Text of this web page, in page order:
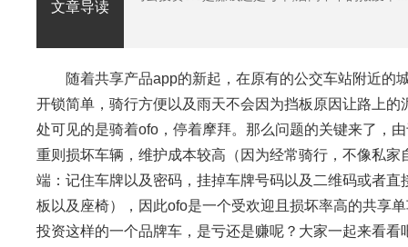
文章导读
随着共享产品app的新起，在原有的公交车站附近的
开锁简单，骑行方便以及雨天不会因为挡板原因让路上
处可见的是骑着ofo，停着摩拜。那么问题的关键来了，
重则损坏车辆，维护成本较高（因为经常骑行，不像私
端：记住车牌以及密码，挂掉车牌号码以及二维码或者
板以及座椅），因此ofo是一个受欢迎且损坏率高的共享
投资这样的一个品牌车，是亏还是赚呢？大家一起来看看